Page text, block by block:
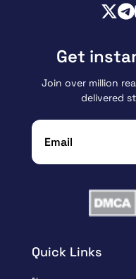
Quick Links
Get
Join over million
delivered